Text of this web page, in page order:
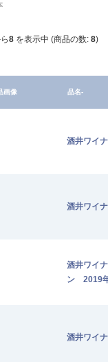
8 を表示中 (商品の数: 8)
画像 品名-
酒井ワイ
酒井ワイ
酒井ワイ
ン 2019
酒井ワイ